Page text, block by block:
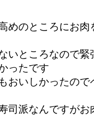
めのところにお
いところなので緊
ったです
おいしかったの
司派なんですが